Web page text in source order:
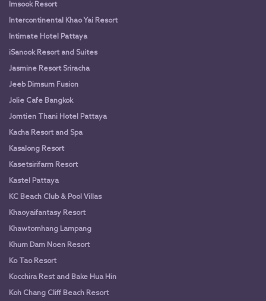
Imsook Resort
Intercontinental Khao Yai Resort
Intimate Hotel Pattaya
iSanook Resort and Suites
Jasmine Resort Sriracha
Jeeb Dimsum Fusion
Jolie Cafe Bangkok
Jomtien Thani Hotel Pattaya
Kacha Resort and Spa
Kasalong Resort
Kasetsirifarm Resort
Kastel Pattaya
KC Beach Club & Pool Villas
Khaoyaifantasy Resort
Khawtomhang Lampang
Khum Dam Noen Resort
Ko Tao Resort
Kocchira Rest and Bake Hua Hin
Koh Chang Cliff Beach Resort